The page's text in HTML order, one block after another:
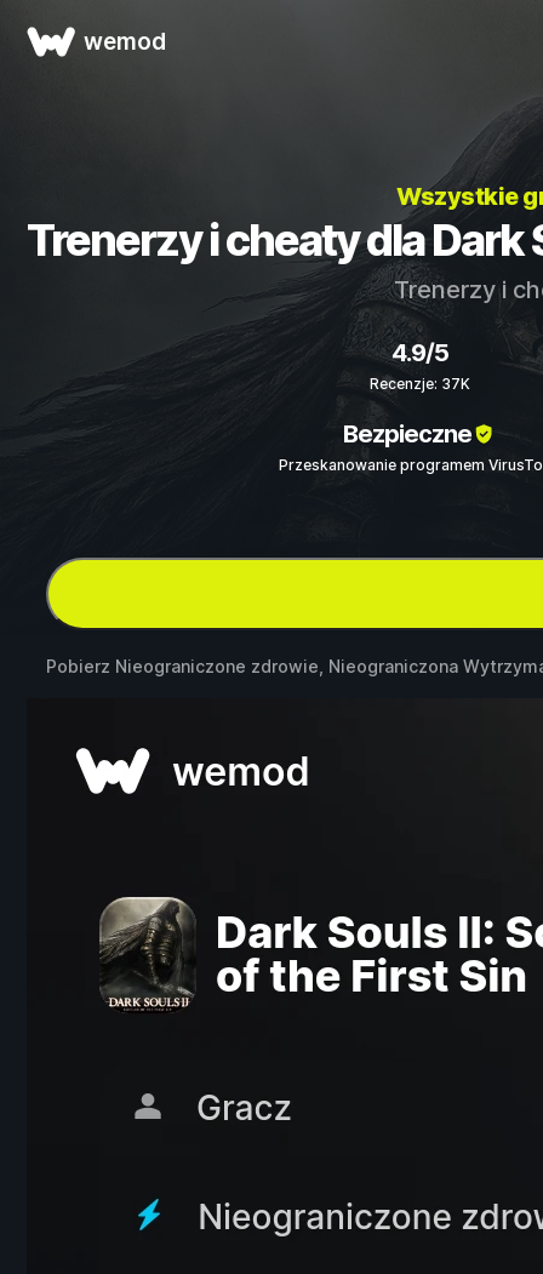
wemod
Wszystkie
Trenerzy i cheaty dla Dark
Trenerzy i
4.9/5
Recenzje: 37K
Bezpieczne
Przeskanowanie programem
Pobierz Nieograniczone zdrowie, Nieograniczona